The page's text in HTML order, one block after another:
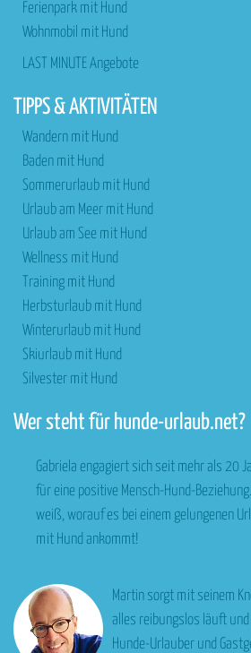
Ferienpark mit Hund
Wohnmobil mit Hund
LAST MINUTE Angebote
TIPPS & AKTIVITÄTEN
Wandern mit Hund
Baden mit Hund
Sommerurlaub mit Hund
Urlaub am Meer mit Hund
Urlaub am See mit Hund
Wellness mit Hund
Training mit Hund
Herbsturlaub mit Hund
Winterurlaub mit Hund
Skiurlaub mit Hund
Silvester mit Hund
Wer steht für hunde-urlaub.net?
Gabriela engagiert sich seit mehr als 20
für eine positive Mensch-Hund-
weiß, worauf es bei einem gelungenen
mit Hund ankommt!
Martin sorgt mit seinem
alles reibungslos läuft
Hunde-Urlauber und